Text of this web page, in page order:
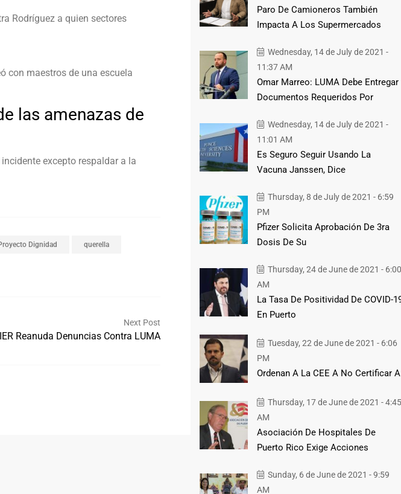
Rodríguez a quien sectores
con maestros de una escuela
las amenazas de
excepto respaldar a la
Dignidad querella
Next Post
Reanuda Denuncias Contra LUMA
Paro De Camioneros También
Impacta A Los Supermercados
Wednesday, 14 de July de 2021 -
11:37 AM
Omar Marreo: LUMA Debe Entregar
Documentos Requeridos Por
Wednesday, 14 de July de 2021 -
11:01 AM
Es Seguro Seguir Usando La
Vacuna Janssen, Dice
Thursday, 8 de July de 2021 - 6:59
PM
Pfizer Solicita Aprobación De 3ra
Dosis De Su
Thursday, 24 de June de 2021 - 6:00
AM
La Tasa De Positividad De COVID-
En Puerto
Tuesday, 22 de June de 2021 - 6:06
PM
Ordenan A La CEE A No Certificar A
Thursday, 17 de June de 2021 - 4:45
AM
Asociación De Hospitales De
Puerto Rico Exige Acciones
Sunday, 6 de June de 2021 - 9:59
AM